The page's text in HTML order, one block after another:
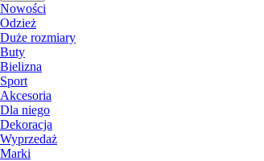
Nowości
Odzież
Duże rozmiary
Buty
Bielizna
Sport
Akcesoria
Dla niego
Dekoracja
Wyprzedaż
Marki